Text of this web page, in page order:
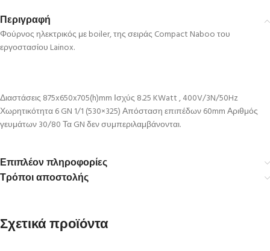
Περιγραφή
Φούρνος ηλεκτρικός με boiler, της σειράς Compact Naboo του
εργοστασίου Lainox.
Διαστάσεις 875x650x705(h)mm Ισχύς 8.25 KWatt , 400V/3N/50Hz
Χωρητικότητα 6 GN 1/1 (530×325) Απόσταση επιπέδων 60mm Αριθμός
γευμάτων 30/80 Τα GN δεν συμπεριλαμβάνονται.
Επιπλέον πληροφορίες
Τρόποι αποστολής
Σχετικά προϊόντα